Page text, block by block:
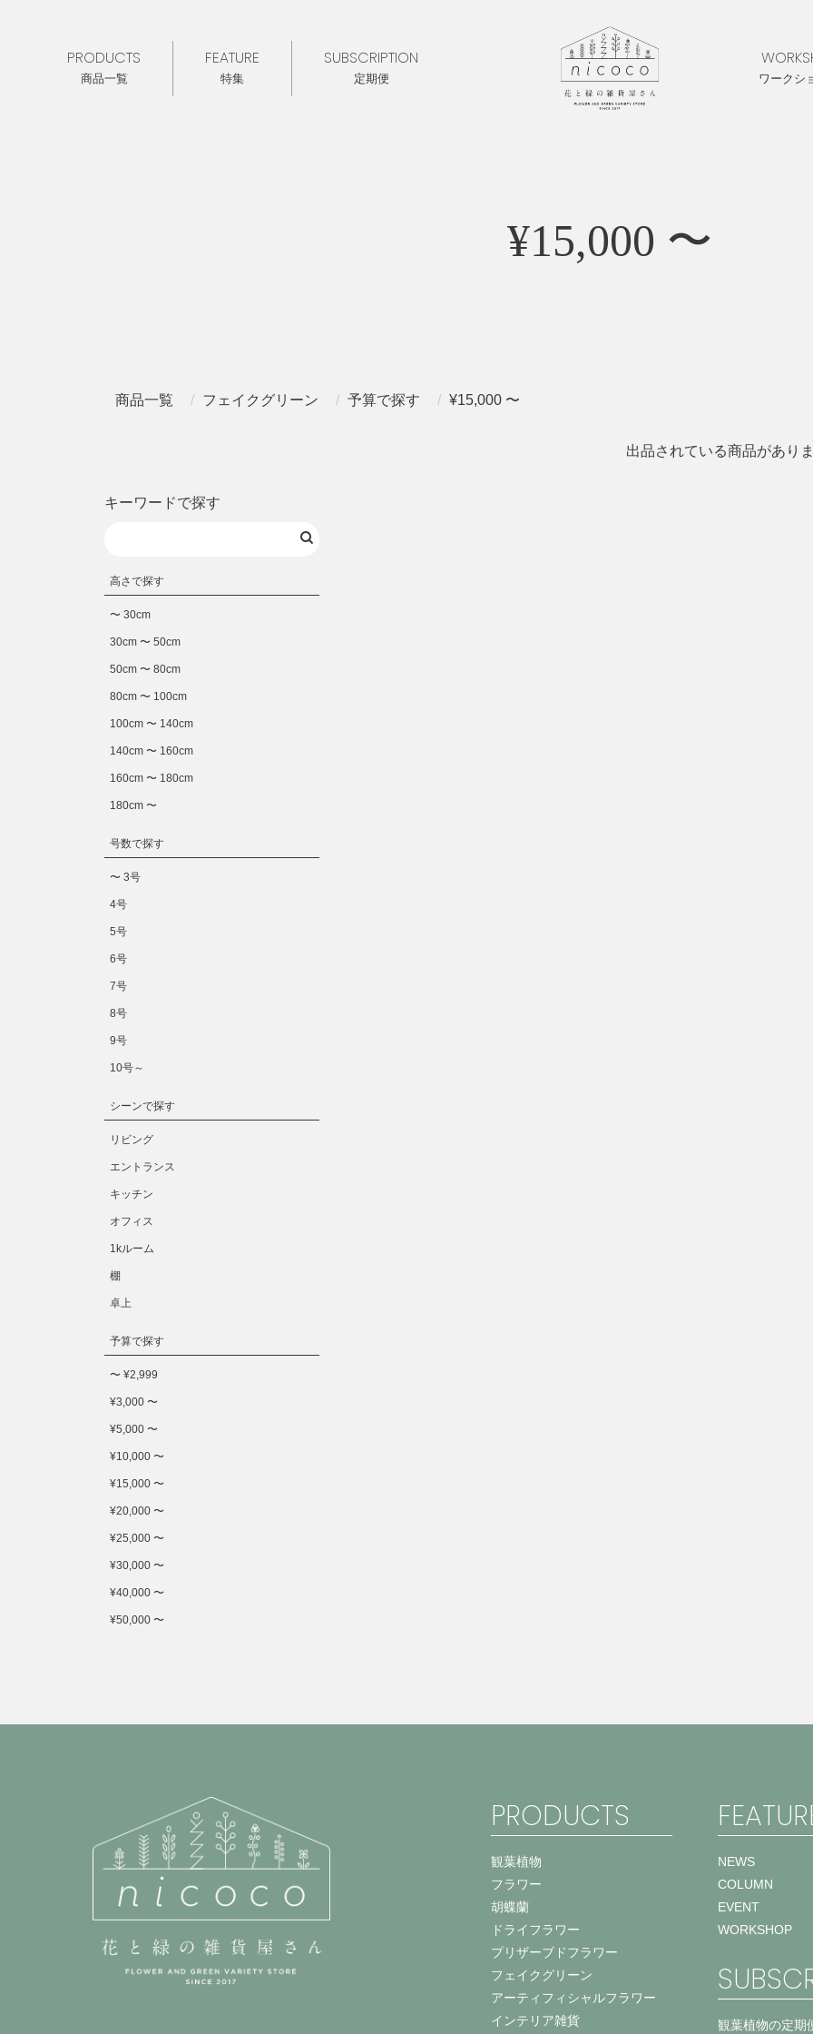
PRODUCTS
商品一覧
FEATURE
特集
SUBSCRIPTION
定期便 ワークシ
¥15,000 〜
商品一覧 フェイクグリーン 予算で探す ¥15,000 〜
出品されている商品があり
キーワードで探す
高さで探す
〜 30cm
30cm 〜 50cm
50cm 〜 80cm
80cm 〜 100cm
100cm 〜 140cm
140cm 〜 160cm
160cm 〜 180cm
180cm 〜
号数で探す
〜 3号
4号
5号
6号
7号
8号
9号
10号～
シーンで探す
リビング
エントランス
キッチン
オフィス
1kルーム
棚
卓上
予算で探す
〜 ¥2,999
¥3,000 〜
¥5,000 〜
¥10,000 〜
¥15,000 〜
¥20,000 〜
¥25,000 〜
¥30,000 〜
¥40,000 〜
¥50,000 〜
PRODUCTS
観葉植物
フラワー
胡蝶蘭
ドライフラワー
プリザーブドフラワー
フェイクグリーン
アーティフィシャルフラワー
インテリア雑貨
NEWS
COLUMN
EVENT
WORKSHOP
観葉植物の定期